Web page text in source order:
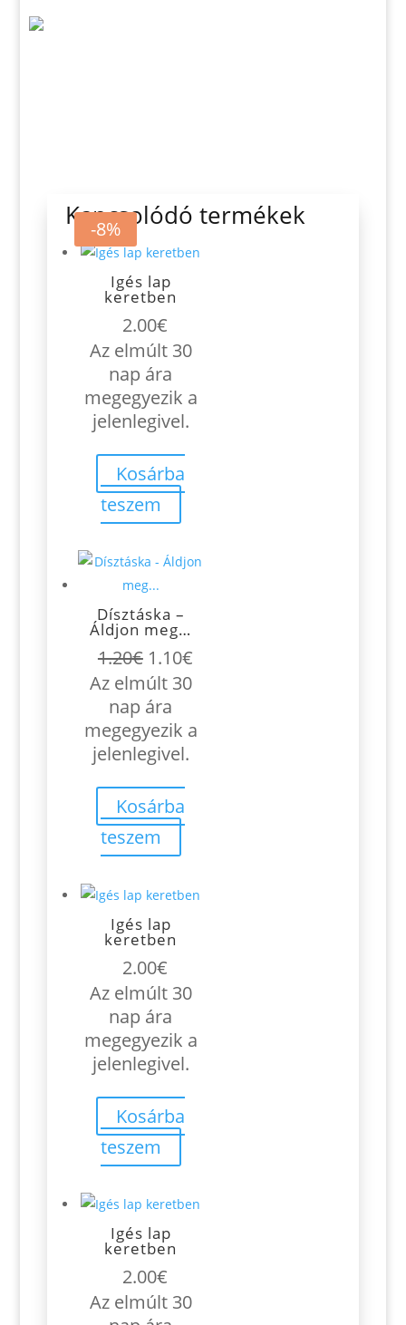
Kapcsolódó termékek
Igés lap
keretben
2.00€
Az elmúlt 30
nap ára
megegyezik a
jelenlegivel.
Kosárba
teszem
-8%
Dísztáska –
Áldjon meg…
1.20€ Original
price
was:
1.20€.
1.10€Current
price
1.10€.
Az elmúlt 30
nap ára
megegyezik a
jelenlegivel.
Kosárba
teszem
Igés lap
keretben
2.00€
Az elmúlt 30
nap ára
megegyezik a
jelenlegivel.
Kosárba
teszem
Igés lap
keretben
2.00€
Az elmúlt 30